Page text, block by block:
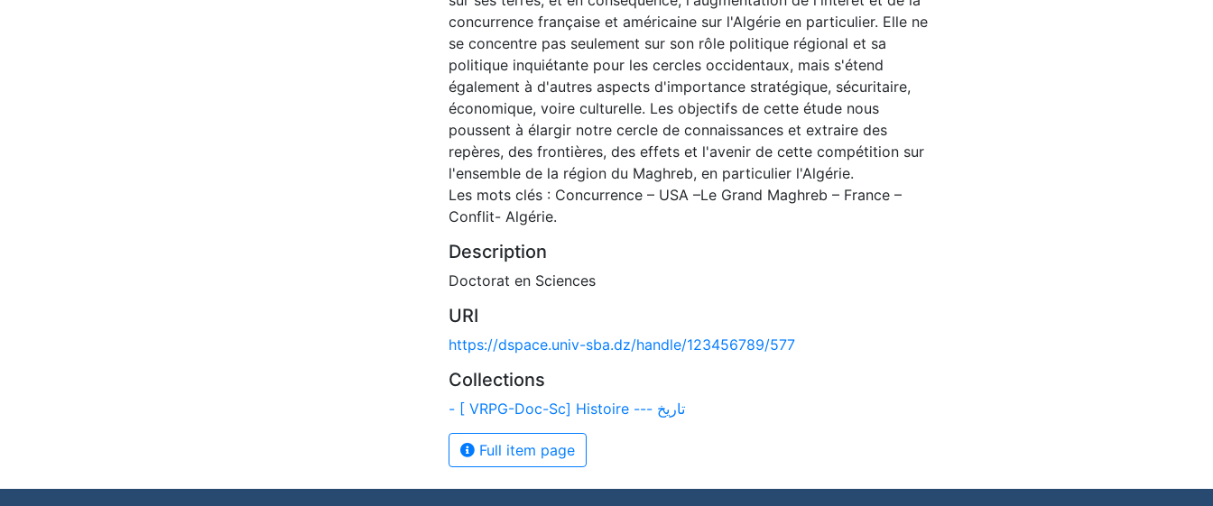
concurrence française et américaine sur l'Algérie en particulier. Elle ne
se concentre pas seulement sur son rôle politique régional et sa
politique inquiétante pour les cercles occidentaux, mais s'étend
également à d'autres aspects d'importance stratégique, sécuritaire,
économique, voire culturelle. Les objectifs de cette étude nous
poussent à élargir notre cercle de connaissances et extraire des
repères, des frontières, des effets et l'avenir de cette compétition sur
l'ensemble de la région du Maghreb, en particulier l'Algérie.
Les mots clés : Concurrence – USA –Le Grand Maghreb – France –
Conflit- Algérie.
Description
Doctorat en Sciences
URI
https://dspace.univ-sba.dz/handle/123456789/577
Collections
- [ VRPG-Doc-Sc] Histoire --- تاريخ
Full item page